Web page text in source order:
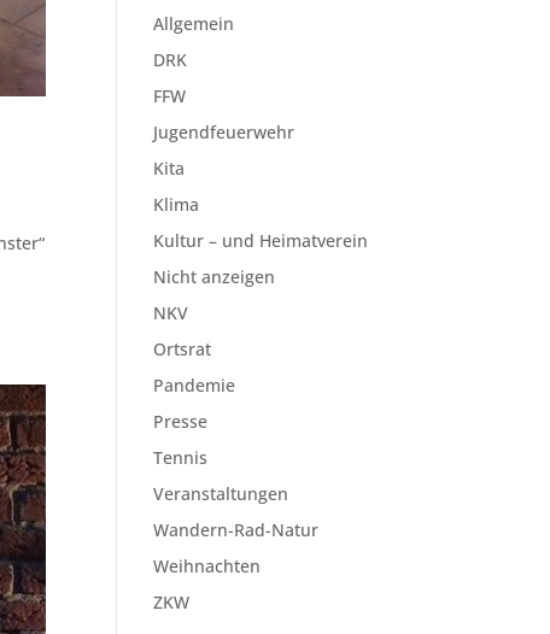
Allgemein
DRK
FFW
Jugendfeuerwehr
Kita
Klima
Kultur – und Heimatverein
Nicht anzeigen
NKV
Ortsrat
Pandemie
Presse
Tennis
Veranstaltungen
Wandern-Rad-Natur
Weihnachten
ZKW